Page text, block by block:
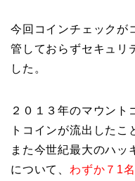
今回コインチェックが
管しておらずセキュリ
した。
２０１３年のマウント
トコインが流出したこ
また今世紀最大のハッ
について、 わずか７1